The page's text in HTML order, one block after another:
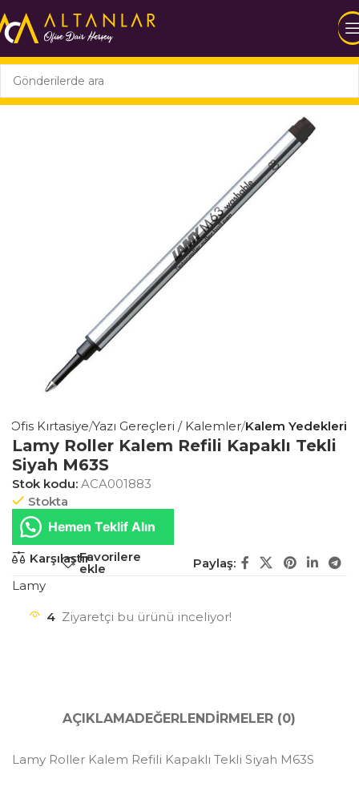
Ofis Kırtasiye Yazı Gereçleri / Kalemler Kalem Yedekleri
Lamy Roller Kalem Refili Kapaklı Tekli
Siyah M63S
Stok kodu: ACA001883
Stokta
Hemen Teklif Alın
KarşılaştırFavorilere
ekle
Paylaş:
Lamy
4 Ziyaretçi bu ürünü inceliyor!
AÇIKLAMADEĞERLENDIRMELER (0)
Lamy Roller Kalem Refili Kapaklı Tekli Siyah M63S